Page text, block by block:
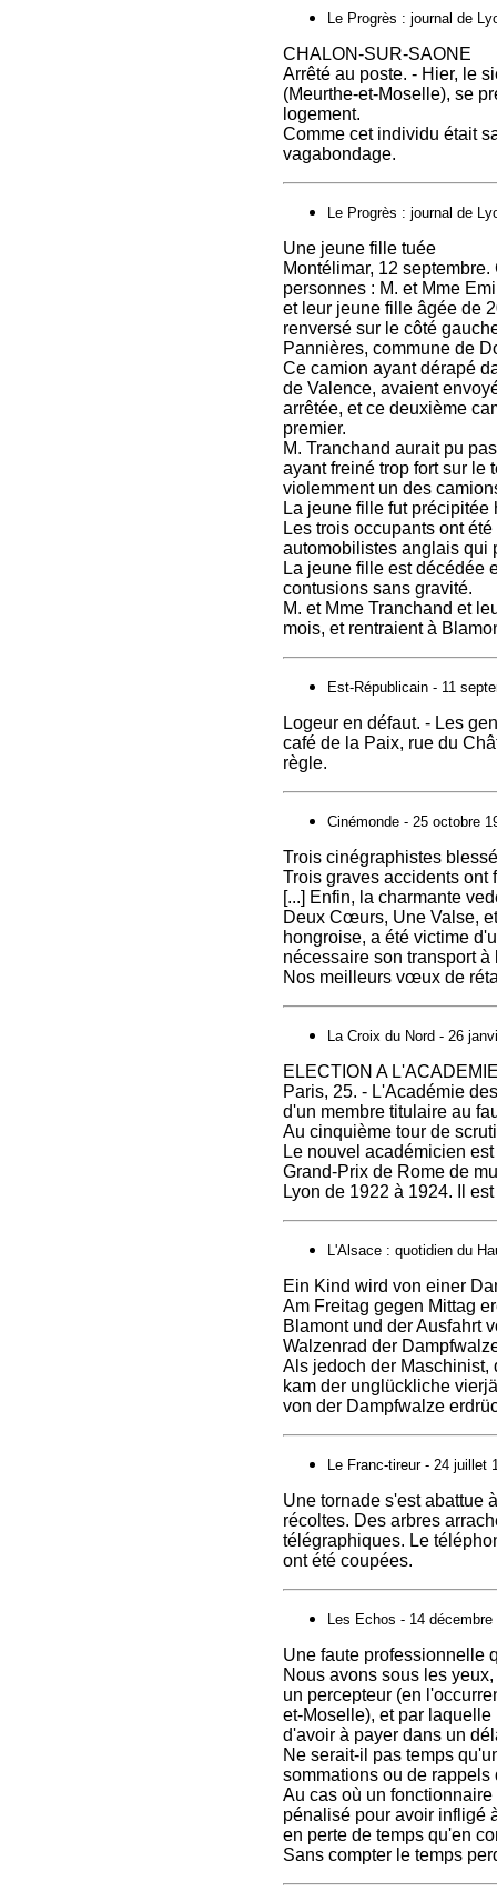
Le Progrès : journal de
CHALON-SUR-SAONE
Arrêté au poste. - Hier, le
(Meurthe-et-Moselle), se
logement.
Comme cet individu était
vagabondage.
Le Progrès : journal de
Une jeune fille tuée
Montélimar, 12
personnes : M. et Mme
et leur jeune fille âgée de
renversé sur le côté
Pannières, commune de
Ce camion ayant dérapé
de Valence, avaient
arrêtée, et ce deuxième
premier.
M. Tranchand aurait pu
ayant freiné trop fort sur le
violemment un des
La jeune fille fut
Les trois occupants ont
automobilistes anglais qui
La jeune fille est décédée
contusions sans gravité.
M. et Mme Tranchand et
mois, et rentraient à
Est-Républicain - 11
Logeur en défaut. - Les
café de la Paix, rue du
règle.
Cinémonde - 25 octobre
Trois cinégraphistes
Trois graves accidents ont
[...] Enfin, la charmante
Deux Cœurs, Une Valse,
hongroise, a été victime
nécessaire son transport
Nos meilleurs vœux de
La Croix du Nord - 26
ELECTION A
Paris, 25. - L'Académie
d'un membre titulaire au
Au cinquième tour de
Le nouvel académicien
Grand-Prix de Rome de
Lyon de 1922 à 1924. Il
L'Alsace : quotidien du
Ein Kind wird von einer
Am Freitag gegen Mittag
Blamont und der Ausfahrt
Walzenrad der
Als jedoch der Maschinist,
kam der unglückliche
von der Dampfwalze
Le Franc-tireur - 24 juillet
Une tornade s'est abattue
récoltes. Des arbres
télégraphiques. Le
ont été coupées.
Les Echos - 14 décembre
Une faute professionnelle
Nous avons sous les
un percepteur (en
et-Moselle), et par
d'avoir à payer dans un
Ne serait-il pas temps
sommations ou de rappels
Au cas où un
pénalisé pour avoir infligé
en perte de temps qu'en
Sans compter le temps